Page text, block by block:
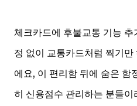
체크카드에 후불교통 기능
정 없이 교통카드처럼 찍기
에요, 이 편리함 뒤에 숨은 함
히 신용점수 관리하는 분들